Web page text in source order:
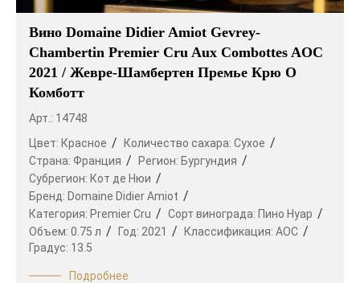
Вино Domaine Didier Amiot Gevrey-
Chambertin Premier Cru Aux Combottes AOC
2021 / Жевре-Шамбертен Премье Крю О
Комботт
Арт.: 14748
Цвет: Красное Количество сахара: Сухое
Страна: Франция Регион: Бургундия
Субрегион: Кот де Нюи
Бренд: Domaine Didier Amiot
Категория: Premier Cru Сорт винограда: Пино Нуар
Объем: 0.75 л Год: 2021 Классификация: AOC
Градус: 13.5
Подробнее